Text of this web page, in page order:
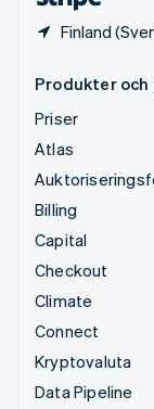
Finland
Produkter och
Priser
Atlas
Billing
Capital
Checkout
Climate
Connect
Kryptovaluta
Data Pipeline